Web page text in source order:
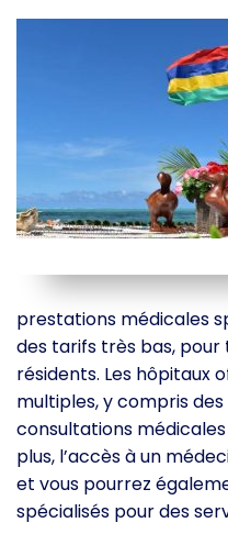
prestations médicales
des tarifs très bas, pour
résidents. Les hôpitaux
multiples, y compris
consultations
plus, l’accès à un
et vous pourrez
spécialisés pour des